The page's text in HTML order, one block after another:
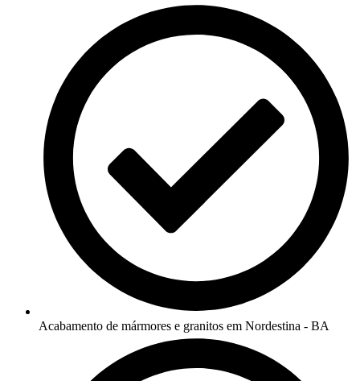
Acabamento de mármores e granitos em Nordestina - BA